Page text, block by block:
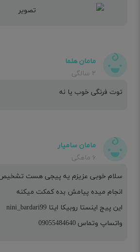
مامان هلما
۲ سالگی
توت فرنگی خوب یا نه
مامان سامیار
۶ ماهگی
سلام خوبی عزیزم یه پیجی هست
انجام میده پیامش بده کمکت میکنه
این پیج اینستا روبیکا ایتا nini_bardari99
واتساپ وتماس 09055484640